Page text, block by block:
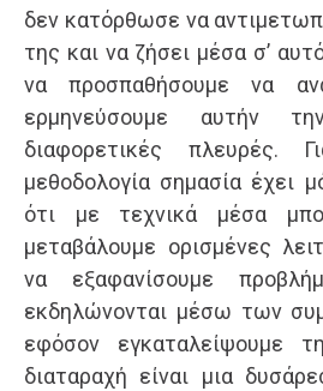
δεν κατόρθωσε να
της και να ζήσει μέσα σ’
να προσπαθήσουμε να
ερμηνεύσουμε αυτήν
διαφορετικές πλευρές.
μεθοδολογία σημασία έχει
ότι με τεχνικά μέσα
μεταβάλουμε ορισμένες
να εξαφανίσουμε
εκδηλώνονται μέσω των
εφόσον εγκαταλείψουμε
διαταραχή είναι μια